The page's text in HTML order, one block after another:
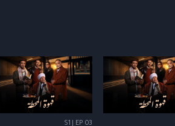
S1 | EP 03